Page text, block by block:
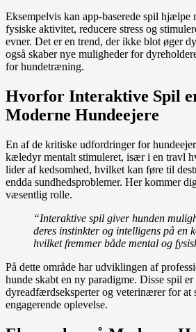
Eksempelvis kan app-baserede spil hjælpe
fysiske aktivitet, reducere stress og
evner. Det er en trend, der ikke blot øger
også skaber nye muligheder for
for hundetræning.
Hvorfor Interaktive Spil
Moderne Hundeejere
En af de kritiske udfordringer for
kæledyr mentalt stimuleret, især i en travl
lider af kedsomhed, hvilket kan føre til
endda sundhedsproblemer. Her kommer
væsentlig rolle.
“Interaktive spil giver hunden
deres instinkter og intelligens på en
hvilket fremmer både mental og
På dette område har udviklingen af
hunde skabt en ny paradigme. Disse spil
dyreadfærdseksperter og veterinærer for at
engagerende oplevelse.